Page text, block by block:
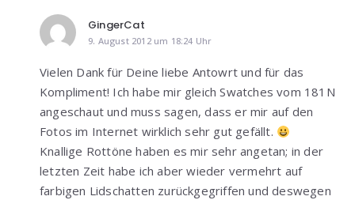
GingerCat
9. August 2012 um 18:24 Uhr
Vielen Dank für Deine liebe Antowrt und für das
Kompliment! Ich habe mir gleich Swatches vom 181N
angeschaut und muss sagen, dass er mir auf den
Fotos im Internet wirklich sehr gut gefällt.
Knallige Rottöne haben es mir sehr angetan; in der
letzten Zeit habe ich aber wieder vermehrt auf
farbigen Lidschatten zurückgegriffen und deswegen